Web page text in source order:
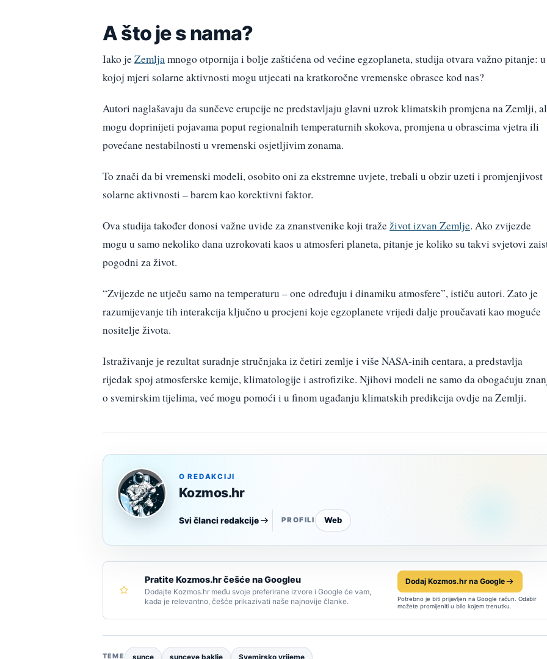
A što je s nama?
Iako jeZemljamnogo otpornija i bolje zaštićena od većine egzoplaneta, studija otvara važno pitanje: u
kojoj mjeri solarne aktivnosti mogu utjecati na kratkoročne vremenske obrasce kod nas?
Autori naglašavaju da sunčeve erupcije ne predstavljaju glavni uzrok klimatskih promjena na Zemlji,
mogu doprinijeti pojavama poput regionalnih temperaturnih skokova, promjena u obrascima vjetra ili
povećane nestabilnosti u vremenski osjetljivim zonama.
To znači da bi vremenski modeli, osobito oni za ekstremne uvjete, trebali u obzir uzeti i promjenjivost
solarne aktivnosti – barem kao korektivni faktor.
Ova studija također donosi važne uvide za znanstvenike koji tražeživot izvan Zemlje. Ako zvijezde
mogu u samo nekoliko dana uzrokovati kaos u atmosferi planeta, pitanje je koliko su takvi svjetovi
pogodni za život.
“Zvijezde ne utječu samo na temperaturu – one određuju i dinamiku atmosfere”, ističu autori. Zato je
razumijevanje tih interakcija ključno u procjeni koje egzoplanete vrijedi dalje proučavati kao moguće
nositelje života.
Istraživanje je rezultat suradnje stručnjaka iz četiri zemlje i više NASA-inih centara, a predstavlja
rijedak spoj atmosferske kemije, klimatologije i astrofizike. Njihovi modeli ne samo da obogaćuju
o svemirskim tijelima, već mogu pomoći i u finom ugađanju klimatskih predikcija ovdje na Zemlji.
O REDAKCIJI
Kozmos.hr
Svi članci redakcije PROFILI Web
Pratite Kozmos.hr češće na Googleu
Dodajte Kozmos.hr među svoje preferirane izvore i Google će vam,
kada je relevantno, češće prikazivati naše najnovije članke.
Dodaj Kozmos.hr na Google
Potrebno je biti prijavljen na Google račun. Odabir
možete promijeniti u bilo kojem trenutku.
TEME sunce sunceve baklje Svemirsko vrijeme